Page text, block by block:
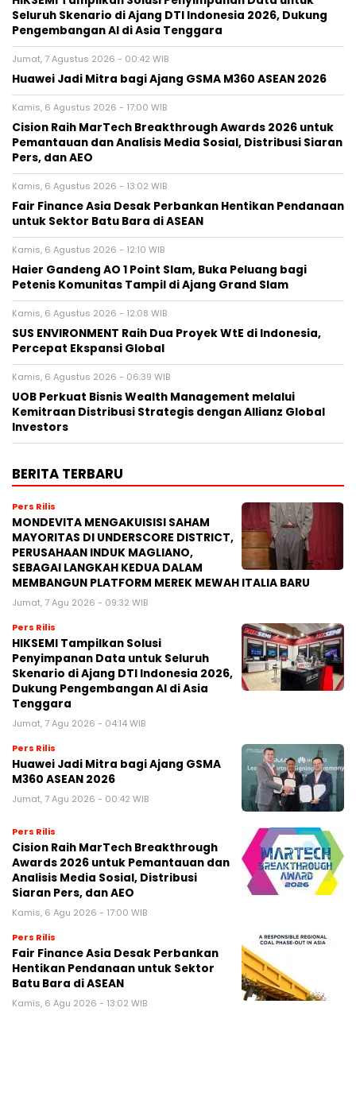
Seluruh Skenario di Ajang DTI Indonesia 2026, Dukung
Pengembangan AI di Asia Tenggara
Jumat, 7 Agustus 2026 - 00:42 WIB
Huawei Jadi Mitra bagi Ajang GSMA M360 ASEAN 2026
Kamis, 6 Agustus 2026 - 17:00 WIB
Cision Raih MarTech Breakthrough Awards 2026 untuk
Pemantauan dan Analisis Media Sosial, Distribusi Siaran
Pers, dan AEO
Kamis, 6 Agustus 2026 - 13:02 WIB
Fair Finance Asia Desak Perbankan Hentikan Pendanaan
untuk Sektor Batu Bara di ASEAN
Kamis, 6 Agustus 2026 - 12:10 WIB
Haier Gandeng AO 1 Point Slam, Buka Peluang bagi
Petenis Komunitas Tampil di Ajang Grand Slam
Kamis, 6 Agustus 2026 - 12:08 WIB
SUS ENVIRONMENT Raih Dua Proyek WtE di Indonesia,
Percepat Ekspansi Global
Kamis, 6 Agustus 2026 - 06:39 WIB
UOB Perkuat Bisnis Wealth Management melalui
Kemitraan Distribusi Strategis dengan Allianz Global
Investors
BERITA TERBARU
Pers Rilis
MONDEVITA MENGAKUISISI SAHAM
MAYORITAS DI UNDERSCORE DISTRICT,
PERUSAHAAN INDUK MAGLIANO,
SEBAGAI LANGKAH KEDUA DALAM
MEMBANGUN PLATFORM MEREK MEWAH ITALIA BARU
Jumat, 7 Agu 2026 - 09:32 WIB
Pers Rilis
HIKSEMI Tampilkan Solusi
Penyimpanan Data untuk Seluruh
Skenario di Ajang DTI Indonesia 2026,
Dukung Pengembangan AI di Asia
Tenggara
Jumat, 7 Agu 2026 - 04:14 WIB
Pers Rilis
Huawei Jadi Mitra bagi Ajang GSMA
M360 ASEAN 2026
Jumat, 7 Agu 2026 - 00:42 WIB
Pers Rilis
Cision Raih MarTech Breakthrough
Awards 2026 untuk Pemantauan dan
Analisis Media Sosial, Distribusi
Siaran Pers, dan AEO
Kamis, 6 Agu 2026 - 17:00 WIB
Pers Rilis
Fair Finance Asia Desak Perbankan
Hentikan Pendanaan untuk Sektor
Batu Bara di ASEAN
Kamis, 6 Agu 2026 - 13:02 WIB